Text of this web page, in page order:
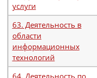
услуги
63. Деятельность в
области
информационных
технологий